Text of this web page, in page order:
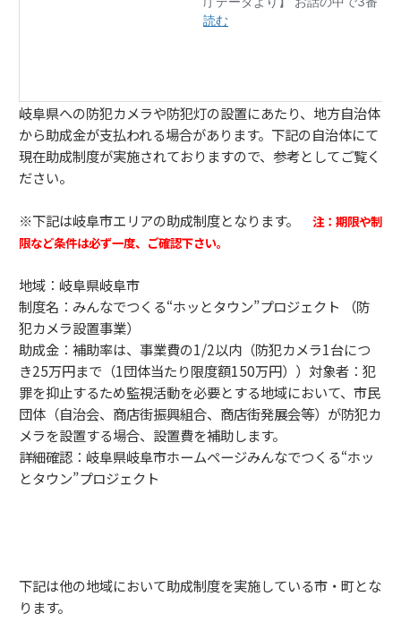
岐阜県への防犯カメラや防犯灯の設置にあたり、地方自治体
から助成金が支払われる場合があります。下記の自治体にて
現在助成制度が実施されておりますので、参考としてご覧く
ださい。
※下記は岐阜市エリアの助成制度となります。 注：期限や制
限など条件は必ず一度、ご確認下さい。
地域：岐阜県岐阜市
制度名：みんなでつくる“ホッとタウン”プロジェクト （防
犯カメラ設置事業）
助成金：補助率は、事業費の1/2以内（防犯カメラ1台につ
き25万円まで（1団体当たり限度額150万円））対象者：犯
罪を抑止するため監視活動を必要とする地域において、市民
団体（自治会、商店街振興組合、商店街発展会等）が防犯カ
メラを設置する場合、設置費を補助します。
詳細確認：岐阜県岐阜市ホームページみんなでつくる“ホッ
とタウン”プロジェクト
下記は他の地域において助成制度を実施している市・町とな
ります。